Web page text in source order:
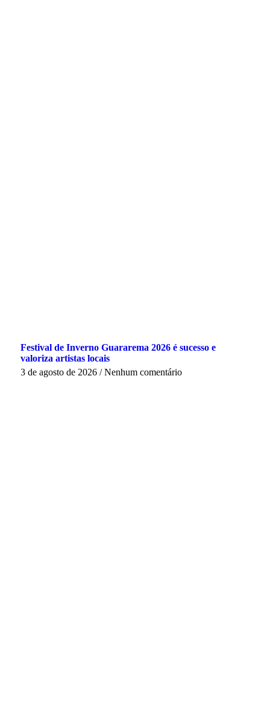
Festival de Inverno Guararema 2026 é sucesso e
valoriza artistas locais
3 de agosto de 2026 Nenhum comentário